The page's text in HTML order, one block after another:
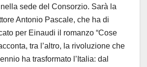
sede del Consorzio. Sarà la
Antonio Pascale, che ha di
per Einaudi il romanzo “Cose
tra l’altro, la rivoluzione che
ha trasformato l’Italia: dal